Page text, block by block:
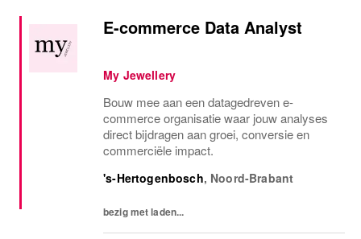
E-commerce Data Analyst
My Jewellery
Bouw mee aan een datagedreven e-
commerce organisatie waar jouw analyses
direct bijdragen aan groei, conversie en
commerciële impact.
's-Hertogenbosch, Noord-Brabant
bezig met laden...